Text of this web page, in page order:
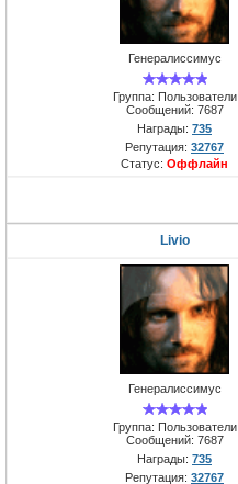
Генералиссимус
Группа: Пользователи
Сообщений: 7687
Награды: 735
Репутация: 32767
Статус: Оффлайн
Livio
Генералиссимус
Группа: Пользователи
Сообщений: 7687
Награды: 735
Репутация: 32767